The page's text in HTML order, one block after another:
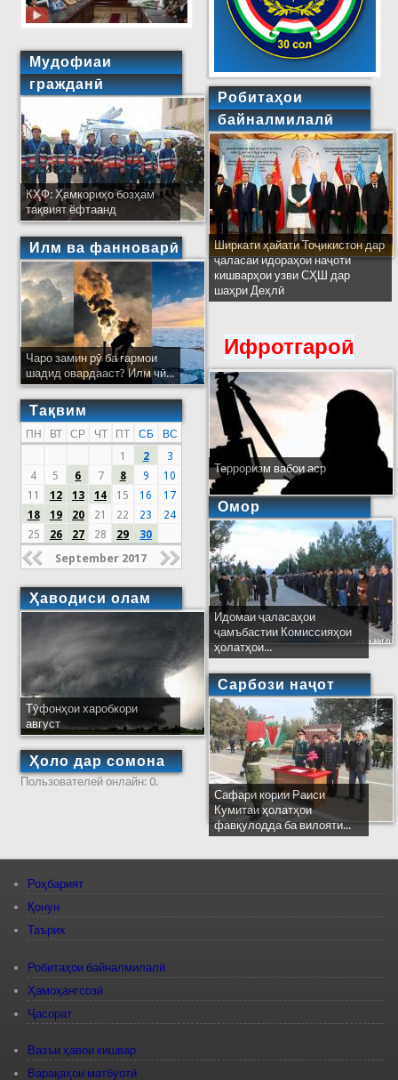
Мудофиаи
гражданӣ
КҲФ: Ҳамкориҳо бозҳам
тақвият ёфтаанд
Илм ва фанноварӣ
Чаро замин рӯ ба гармои
шадид овардааст? Илм чӣ...
Тақвим
ПН ВТ СР ЧТ ПТ СБ
ВС
1
2
3
4
5 6 7 8 9
10
11
12 13 14 15 16
17
18
19 20 21 22 23
24
25
26 27 28 29 30
September 2017
Ҳаводиси олам
Тӯфонҳои харобкори
август
Ҳоло дар сомона
Пользователей онлайн: 0.
Робитаҳои
байналмилалӣ
Ширкати ҳайати Тоҷикистон дар
ҷаласаи идораҳои наҷоти
кишварҳои узви СҲШ дар
шаҳри Деҳлӣ
Ифротгароӣ
Терроризм вабои аср
Омор
Идомаи ҷаласаҳои
ҷамъбастии Комиссияҳои
ҳолатҳои...
Сарбози наҷот
Сафари кории Раиси
Кумитаи ҳолатҳои
фавқулодда ба вилояти...
Роҳбарият
Қонун
Таърих
Робитаҳои байналмилалӣ
Ҳамоҳангсозӣ
Ҷасорат
Вазъи ҳавои кишвар
Варақаҳои матбуотӣ